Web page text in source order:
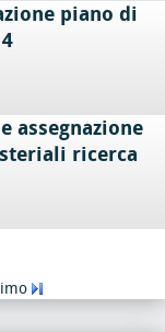
piano di
assegnazione
ricerca